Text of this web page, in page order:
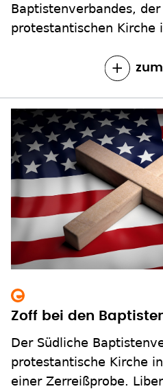
Baptistenverbandes,
protestantischen Kirche
Zoff bei den
Der Südliche
protestantische Kirche
einer Zerreißprobe.